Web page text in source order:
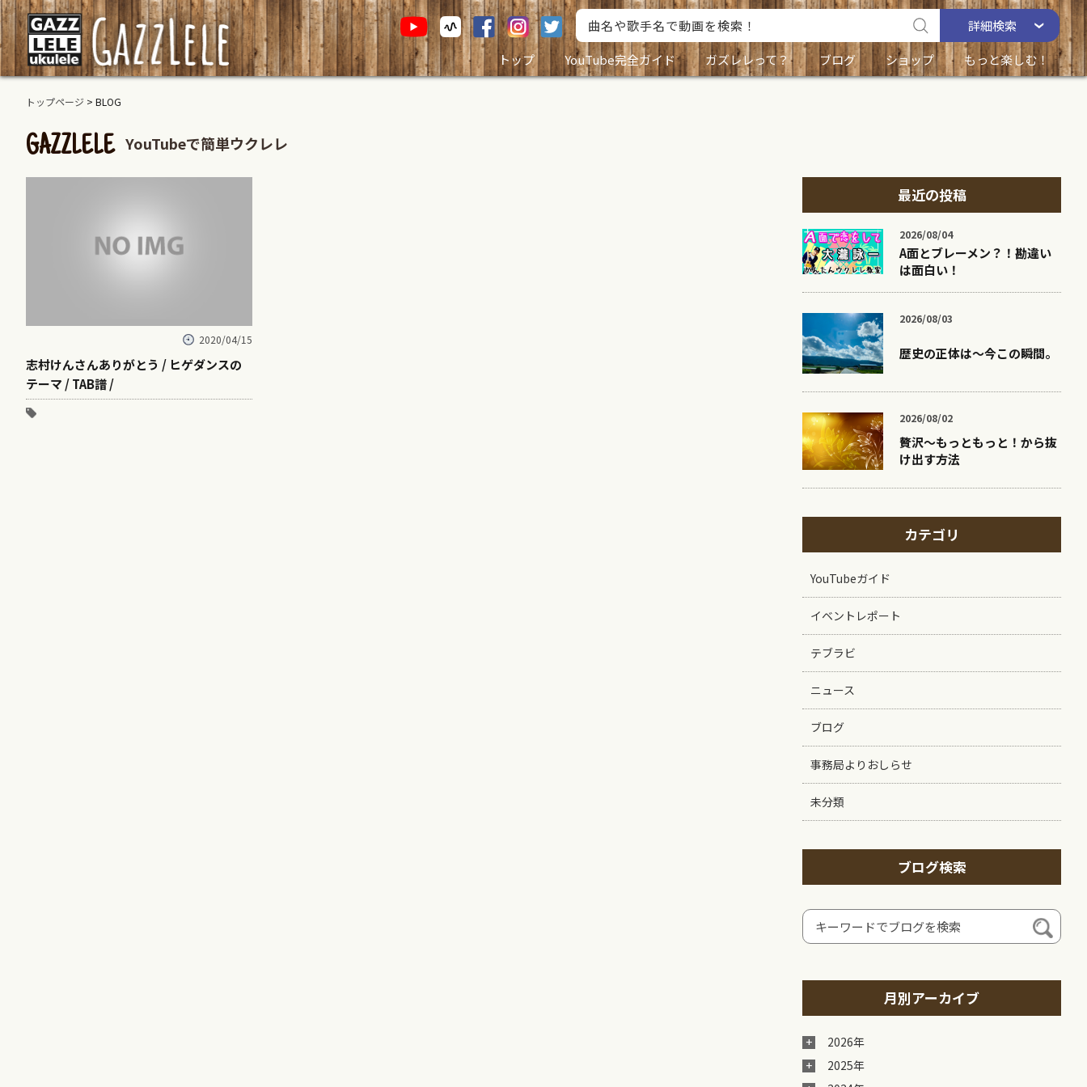
詳細検索
トップ
YouTube完全ガイド ガズレレって？ ブログ ショップ もっと楽しむ！
トップページ > BLOG
GAZZLELE YouTubeで簡単ウクレレ
2020/04/15
志村けんさんありがとう / ヒゲダンスの
テーマ / TAB譜 /
最近の投稿
2026/08/04
A面とブレーメン？！勘違い
は面白い！
2026/08/03
歴史の正体は〜今この瞬間。
2026/08/02
贅沢〜もっともっと！から抜
け出す方法
カテゴリ
YouTubeガイド
イベントレポート
テブラビ
ニュース
ブログ
事務局よりおしらせ
未分類
ブログ検索
月別アーカイブ
2026年
2025年